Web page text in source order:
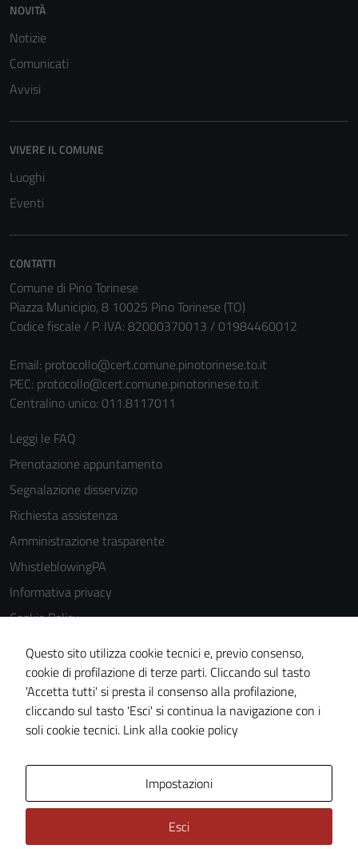
NOVITÀ
Notizie
Comunicati
Avvisi
VIVERE IL COMUNE
Luoghi
Eventi
CONTATTI
Comune di Pino Torinese
Piazza Municipio, 8 10025 Pino Torinese (TO)
Codice fiscale / P. IVA: 82000370013 / 01984460012
Email: protocollo@cert.comune.pinotorinese.to.it
PEC: protocollo@cert.comune.pinotorinese.to.it
Centralino unico: 011.8117011
Leggi le FAQ
Prenotazione appuntamento
Segnalazione disservizio
Richiesta assistenza
Amministrazione trasparente
WhistleblowingPA
Informativa privacy
Cookie Policy
Dichiarazione di accessibilità
Piano di miglioramento del sito
Certificazione sistema gestione qualità
Questo sito utilizza cookie tecnici e, previo consenso,
cookie di profilazione di terze parti. Cliccando sul tasto
'Accetta tutti' si presta il consenso alla profilazione,
cliccando sul tasto 'Esci' si continua la navigazione con i
soli cookie tecnici. Link alla cookie policy
Impostazioni
Esci